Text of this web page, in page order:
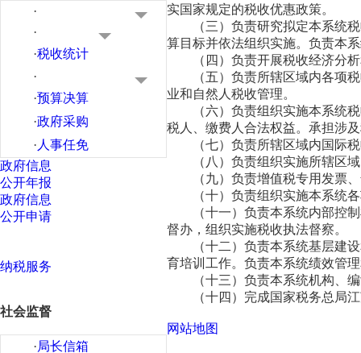
·
·
·税收统计
·
·预算决算
·政府采购
· 人事任免
政府信息
公开年报
政府信息
公开申请
纳税服务
社会监督
·局长信箱
实国家规定的税收优惠政策。
（三）负责研究拟定本系统
算目标并依法组织实施。负责本
（四）负责开展税收经济分
（五）负责所辖区域内各项
业和自然人税收管理。
（六）负责组织实施本系统
税人、缴费人合法权益。承担涉
（七）负责所辖区域内国际
（八）负责组织实施所辖区
（九）负责增值税专用发票
（十）负责组织实施本系统
（十一）负责本系统内部控
督办，组织实施税收执法督察。
（十二）负责本系统基层建
育培训工作。负责本系统绩效管
（十三）负责本系统机构、
（十四）完成国家税务总局
网站地图